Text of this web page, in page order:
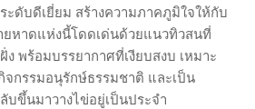
ระดับดีเยี่ยม สร้างความภาคภูมิใจให้กับ
ยหาดแห่งนี้โดดเด่นด้วยแนวทิวสนที่
ง พร้อมบรรยากาศที่เงียบสงบ เหมาะ
กรรมอนุรักษ์ธรรมชาติ และเป็น
บขึ้นมาวางไข่อยู่เป็นประจำ